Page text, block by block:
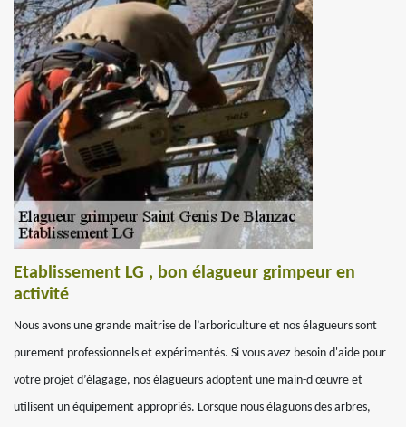
Etablissement LG , bon élagueur grimpeur en
activité
Nous avons une grande maitrise de l’arboriculture et nos élagueurs sont
purement professionnels et expérimentés. Si vous avez besoin d'aide pour
votre projet d’élagage, nos élagueurs adoptent une main-d'œuvre et
utilisent un équipement appropriés. Lorsque nous élaguons des arbres,